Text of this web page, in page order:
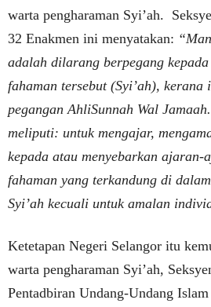
warta pengharaman Syi’ah.
32 Enakmen ini menyatakan:
adalah dilarang berpegang
fahaman tersebut (Syi’ah), kerana
pegangan AhliSunnah Wal
meliputi: untuk mengajar,
kepada atau menyebarkan ajaran-
fahaman yang terkandung di
Syi’ah kecuali untuk amalan
Ketetapan Negeri Selangor itu
warta pengharaman Syi’ah,
Pentadbiran Undang-Undang